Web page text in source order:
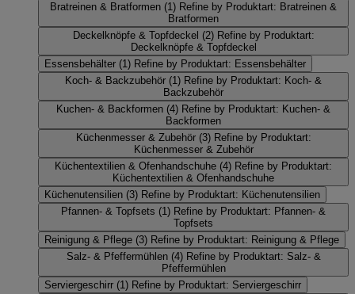
Bratreinen & Bratformen (1) Refine by Produktart: Bratreinen &
Bratformen
Deckelknöpfe & Topfdeckel (2) Refine by Produktart:
Deckelknöpfe & Topfdeckel
Essensbehälter (1) Refine by Produktart: Essensbehälter
Koch- & Backzubehör (1) Refine by Produktart: Koch- &
Backzubehör
Kuchen- & Backformen (4) Refine by Produktart: Kuchen- &
Backformen
Küchenmesser & Zubehör (3) Refine by Produktart:
Küchenmesser & Zubehör
Küchentextilien & Ofenhandschuhe (4) Refine by Produktart:
Küchentextilien & Ofenhandschuhe
Küchenutensilien (3) Refine by Produktart: Küchenutensilien
Pfannen- & Topfsets (1) Refine by Produktart: Pfannen- &
Topfsets
Reinigung & Pflege (3) Refine by Produktart: Reinigung & Pflege
Salz- & Pfeffermühlen (4) Refine by Produktart: Salz- &
Pfeffermühlen
Serviergeschirr (1) Refine by Produktart: Serviergeschirr